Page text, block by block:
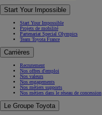
Start Your Impossible
Start Your Impossible
Projets de mobilité
Partenariat Special Olympics
Team Toyota France
Carrières
Recrutement
Nos offres d'emploi
Nos valeurs
Nos engagements
Nos métiers supports
Nos métiers dans le réseau de concession
Le Groupe Toyota